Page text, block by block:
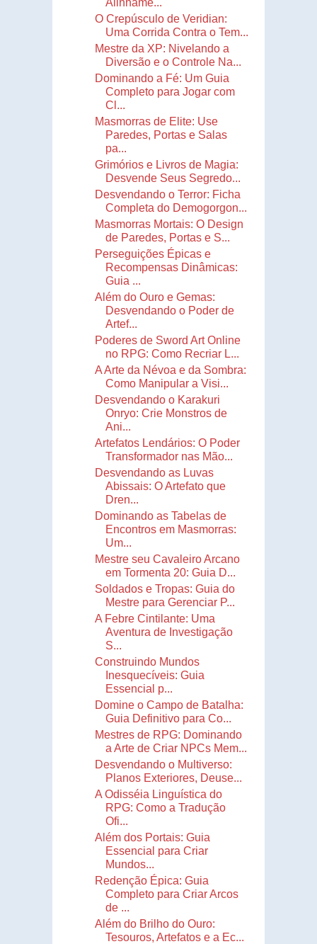
O Crepúsculo de Veridian:
Uma Corrida Contra o Tem...
Mestre da XP: Nivelando a
Diversão e o Controle Na...
Dominando a Fé: Um Guia
Completo para Jogar com
Cl...
Masmorras de Elite: Use
Paredes, Portas e Salas
pa...
Grimórios e Livros de Magia:
Desvende Seus Segredo...
Desvendando o Terror: Ficha
Completa do Demogorgon...
Masmorras Mortais: O Design
de Paredes, Portas e S...
Perseguições Épicas e
Recompensas Dinâmicas:
Guia ...
Além do Ouro e Gemas:
Desvendando o Poder de
Artef...
Poderes de Sword Art Online
no RPG: Como Recriar L...
A Arte da Névoa e da Sombra:
Como Manipular a Visi...
Desvendando o Karakuri
Onryo: Crie Monstros de
Ani...
Artefatos Lendários: O Poder
Transformador nas Mão...
Desvendando as Luvas
Abissais: O Artefato que
Dren...
Dominando as Tabelas de
Encontros em Masmorras:
Um...
Mestre seu Cavaleiro Arcano
em Tormenta 20: Guia D...
Soldados e Tropas: Guia do
Mestre para Gerenciar P...
A Febre Cintilante: Uma
Aventura de Investigação
S...
Construindo Mundos
Inesquecíveis: Guia
Essencial p...
Domine o Campo de Batalha:
Guia Definitivo para Co...
Mestres de RPG: Dominando
a Arte de Criar NPCs Mem...
Desvendando o Multiverso:
Planos Exteriores, Deuse...
A Odisséia Linguística do
RPG: Como a Tradução
Ofi...
Além dos Portais: Guia
Essencial para Criar
Mundos...
Redenção Épica: Guia
Completo para Criar Arcos
de ...
Além do Brilho do Ouro:
Tesouros, Artefatos e a Ec...